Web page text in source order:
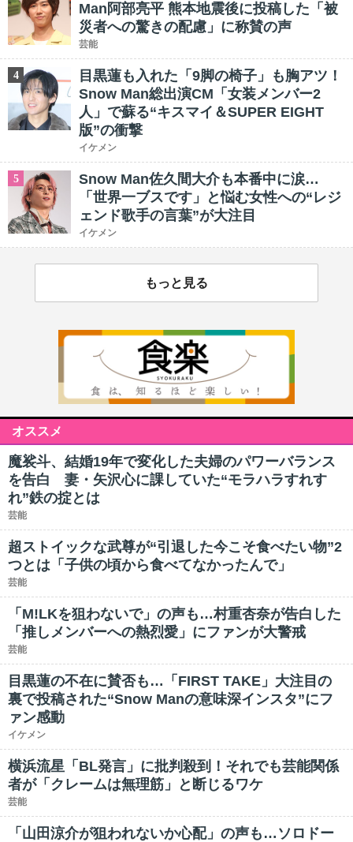
Man阿部亮平 熊本地震後に投稿した「被
災者への驚きの配慮」に称賛の声
芸能
4
目黒蓮も入れた「9脚の椅子」も胸アツ！
Snow Man総出演CM「女装メンバー2
人」で蘇る“キスマイ＆SUPER EIGHT
版”の衝撃
イケメン
5
Snow Man佐久間大介も本番中に涙…
「世界一ブスです」と悩む女性への“レジ
ェンド歌手の言葉”が大注目
イケメン
もっと見る
オススメ
魔裟斗、結婚19年で変化した夫婦のパワーバランス
を告白 妻・矢沢心に課していた“モラハラすれす
れ”鉄の掟とは
芸能
超ストイックな武尊が“引退した今こそ食べたい物”2
つとは「子供の頃から食べてなかったんで」
芸能
「M!LKを狙わないで」の声も…村重杏奈が告白した
「推しメンバーへの熱烈愛」にファンが大警戒
芸能
目黒蓮の不在に賛否も…「FIRST TAKE」大注目の
裏で投稿された“Snow Manの意味深インスタ”にフ
ァン感動
イケメン
横浜流星「BL発言」に批判殺到！それでも芸能関係
者が「クレームは無理筋」と断じるワケ
芸能
「山田涼介が狙われないか心配」の声も…ソロドー